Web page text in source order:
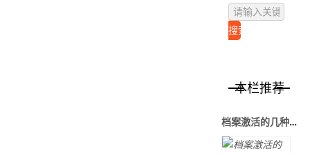
本栏推荐
档案激活的几种方法